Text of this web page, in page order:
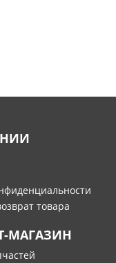
товара
МАГАЗИН